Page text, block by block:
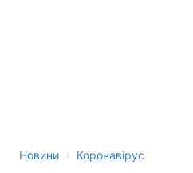
Новини › Коронавірус